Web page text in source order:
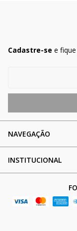
Cadastre-se e
NAVEGAÇÃO
INSTITUCIONAL